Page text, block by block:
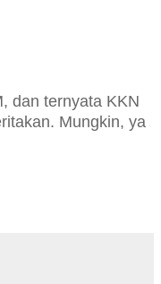
dan ternyata KKN
Mungkin, ya